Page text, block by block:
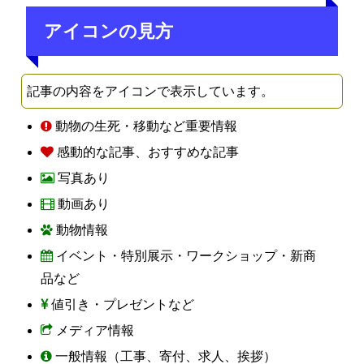
アイコンの見方
記事の内容をアイコンで表示しています。
動物の生死・移動など重要情報
感動的な記事、おすすめな記事
写真あり
動画あり
動物情報
イベント・特別展示・ワークショップ・新商
品など
値引き・プレゼントなど
メディア情報
一般情報（工事、寄付、求人、挨拶）